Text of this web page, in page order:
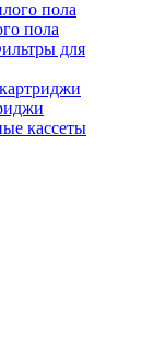
пола
для
кассеты